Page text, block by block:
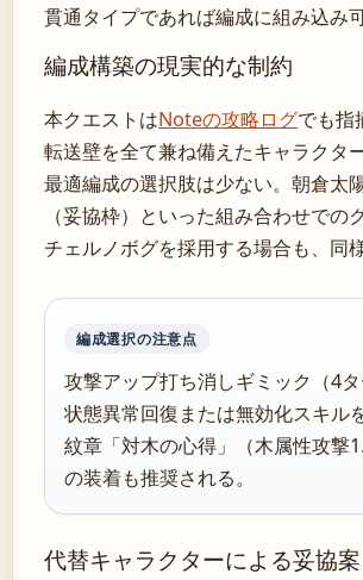
貫通タイプであれば編成に組み込み
編成構築の現実的な制約
本クエストはNoteの攻略ログでも指
転送壁を全て兼ね備えたキャラクタ
最適編成の選択肢は少ない。朝倉太
（妥協枠）といった組み合わせで
チェルノボグを採用する場合も、同
編成選択の注意点
攻撃アップ打ち消しギミック（4
状態異常回復または無効化スキル
紋章「対木の心得」（木属性攻撃
の装着も推奨される。
代替キャラクターによる妥協案